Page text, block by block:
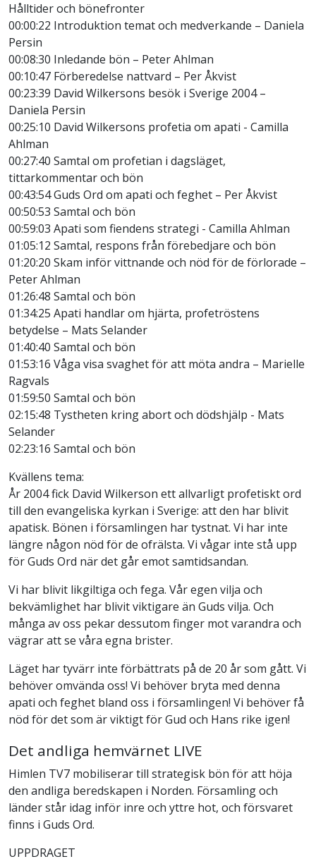
Hålltider och bönefronter
00:00:22 Introduktion temat och medverkande – Daniela
Persin
00:08:30 Inledande bön – Peter Ahlman
00:10:47 Förberedelse nattvard – Per Åkvist
00:23:39 David Wilkersons besök i Sverige 2004 –
Daniela Persin
00:25:10 David Wilkersons profetia om apati - Camilla
Ahlman
00:27:40 Samtal om profetian i dagsläget,
tittarkommentar och bön
00:43:54 Guds Ord om apati och feghet – Per Åkvist
00:50:53 Samtal och bön
00:59:03 Apati som fiendens strategi - Camilla Ahlman
01:05:12 Samtal, respons från förebedjare och bön
01:20:20 Skam inför vittnande och nöd för de förlorade –
Peter Ahlman
01:26:48 Samtal och bön
01:34:25 Apati handlar om hjärta, profetröstens
betydelse – Mats Selander
01:40:40 Samtal och bön
01:53:16 Våga visa svaghet för att möta andra – Marielle
Ragvals
01:59:50 Samtal och bön
02:15:48 Tystheten kring abort och dödshjälp - Mats
Selander
02:23:16 Samtal och bön
Kvällens tema:
År 2004 fick David Wilkerson ett allvarligt profetiskt ord
till den evangeliska kyrkan i Sverige: att den har blivit
apatisk. Bönen i församlingen har tystnat. Vi har inte
längre någon nöd för de ofrälsta. Vi vågar inte stå upp
för Guds Ord när det går emot samtidsandan.
Vi har blivit likgiltiga och fega. Vår egen vilja och
bekvämlighet har blivit viktigare än Guds vilja. Och
många av oss pekar dessutom finger mot varandra och
vägrar att se våra egna brister.
Läget har tyvärr inte förbättrats på de 20 år som gått. Vi
behöver omvända oss! Vi behöver bryta med denna
apati och feghet bland oss i församlingen! Vi behöver få
nöd för det som är viktigt för Gud och Hans rike igen!
Det andliga hemvärnet LIVE
Himlen TV7 mobiliserar till strategisk bön för att höja
den andliga beredskapen i Norden. Församling och
länder står idag inför inre och yttre hot, och försvaret
finns i Guds Ord.
UPPDRAGET